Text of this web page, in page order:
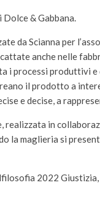
& Gabbana.
da Scianna per
anche nelle
i processi produttivi e
il prodotto a
e decise, a
realizzata in
la maglieria si
2022